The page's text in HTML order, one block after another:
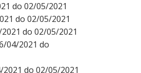
do 02/05/2021
do 02/05/2021
do 02/05/2021
04/2021 do
do 02/05/2021